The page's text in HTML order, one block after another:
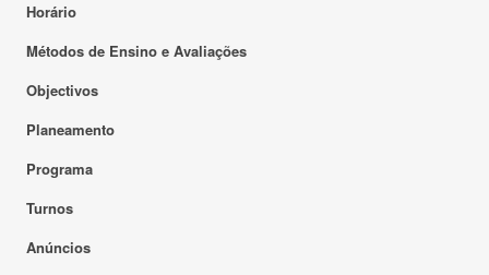
Horário
Métodos de Ensino e Avaliações
Objectivos
Planeamento
Programa
Turnos
Anúncios